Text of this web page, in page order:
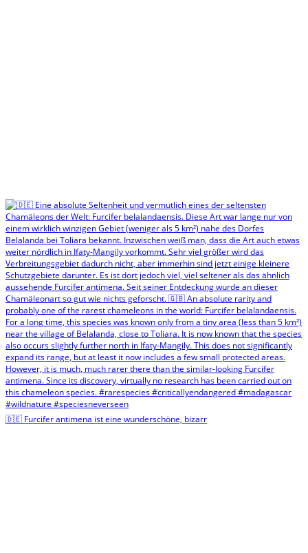
🇩🇪 Furcifer antimena ist eine wunderschöne, bizarr